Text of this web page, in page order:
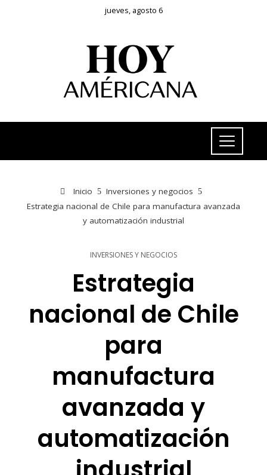
jueves, agosto 6
Inicio
Inversiones y negocios
Estrategia nacional de Chile para manufactura avanzada
y automatización industrial
INVERSIONES Y NEGOCIOS
Estrategia
nacional de Chile
para
manufactura
avanzada y
automatización